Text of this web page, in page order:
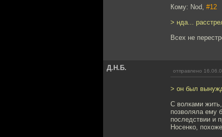
Кому: Nod, #12
> нда...
Всех не
Д.Н.Б. отправлено
> он был
С волками
позволяла ему
последствии и
Носенко,